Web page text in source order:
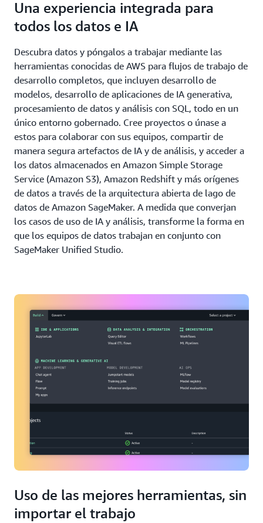
Una experiencia integrada para
todos los datos e IA
Descubra datos y póngalos a trabajar mediante las
herramientas conocidas de AWS para flujos de trabajo de
desarrollo completos, que incluyen desarrollo de
modelos, desarrollo de aplicaciones de IA generativa,
procesamiento de datos y análisis con SQL, todo en un
único entorno gobernado. Cree proyectos o únase a
estos para colaborar con sus equipos, compartir de
manera segura artefactos de IA y de análisis, y acceder a
los datos almacenados en Amazon Simple Storage
Service (Amazon S3), Amazon Redshift y más orígenes
de datos a través de la arquitectura abierta de lago de
datos de Amazon SageMaker. A medida que converjan
los casos de uso de IA y análisis, transforme la forma en
que los equipos de datos trabajan en conjunto con
SageMaker Unified Studio.
Uso de las mejores herramientas, sin
importar el trabajo